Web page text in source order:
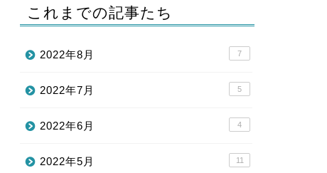
これまでの記事たち
2022年8月 7
2022年7月 5
2022年6月 4
2022年5月 11